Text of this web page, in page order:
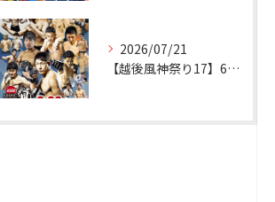
2026/07/21
【越後風神祭り17】6名参戦予定！